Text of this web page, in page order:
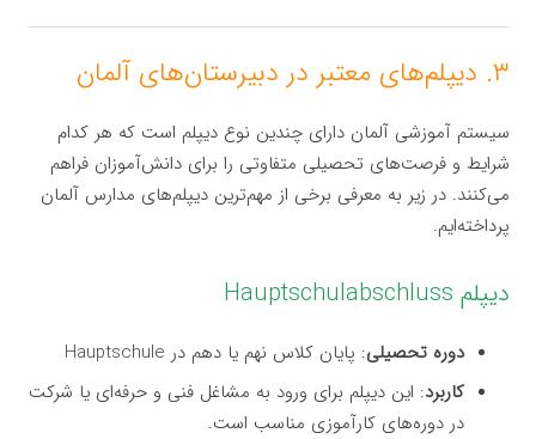
۳. دیپلم‌های معتبر در دبیرستان‌های آلمان
سیستم آموزشی آلمان دارای چندین نوع دیپلم است که هر کدام
شرایط و فرصت‌های تحصیلی متفاوتی را برای دانش‌آموزان فراهم
می‌کنند. در زیر به معرفی برخی از مهم‌ترین دیپلم‌های مدارس آلمان
پرداخته‌ایم.
دیپلم Hauptschulabschluss
دوره تحصیلی: پایان کلاس نهم یا دهم در Hauptschule
کاربرد: این دیپلم برای ورود به مشاغل فنی و حرفه‌ای یا شرکت
در دوره‌های کارآموزی مناسب است.